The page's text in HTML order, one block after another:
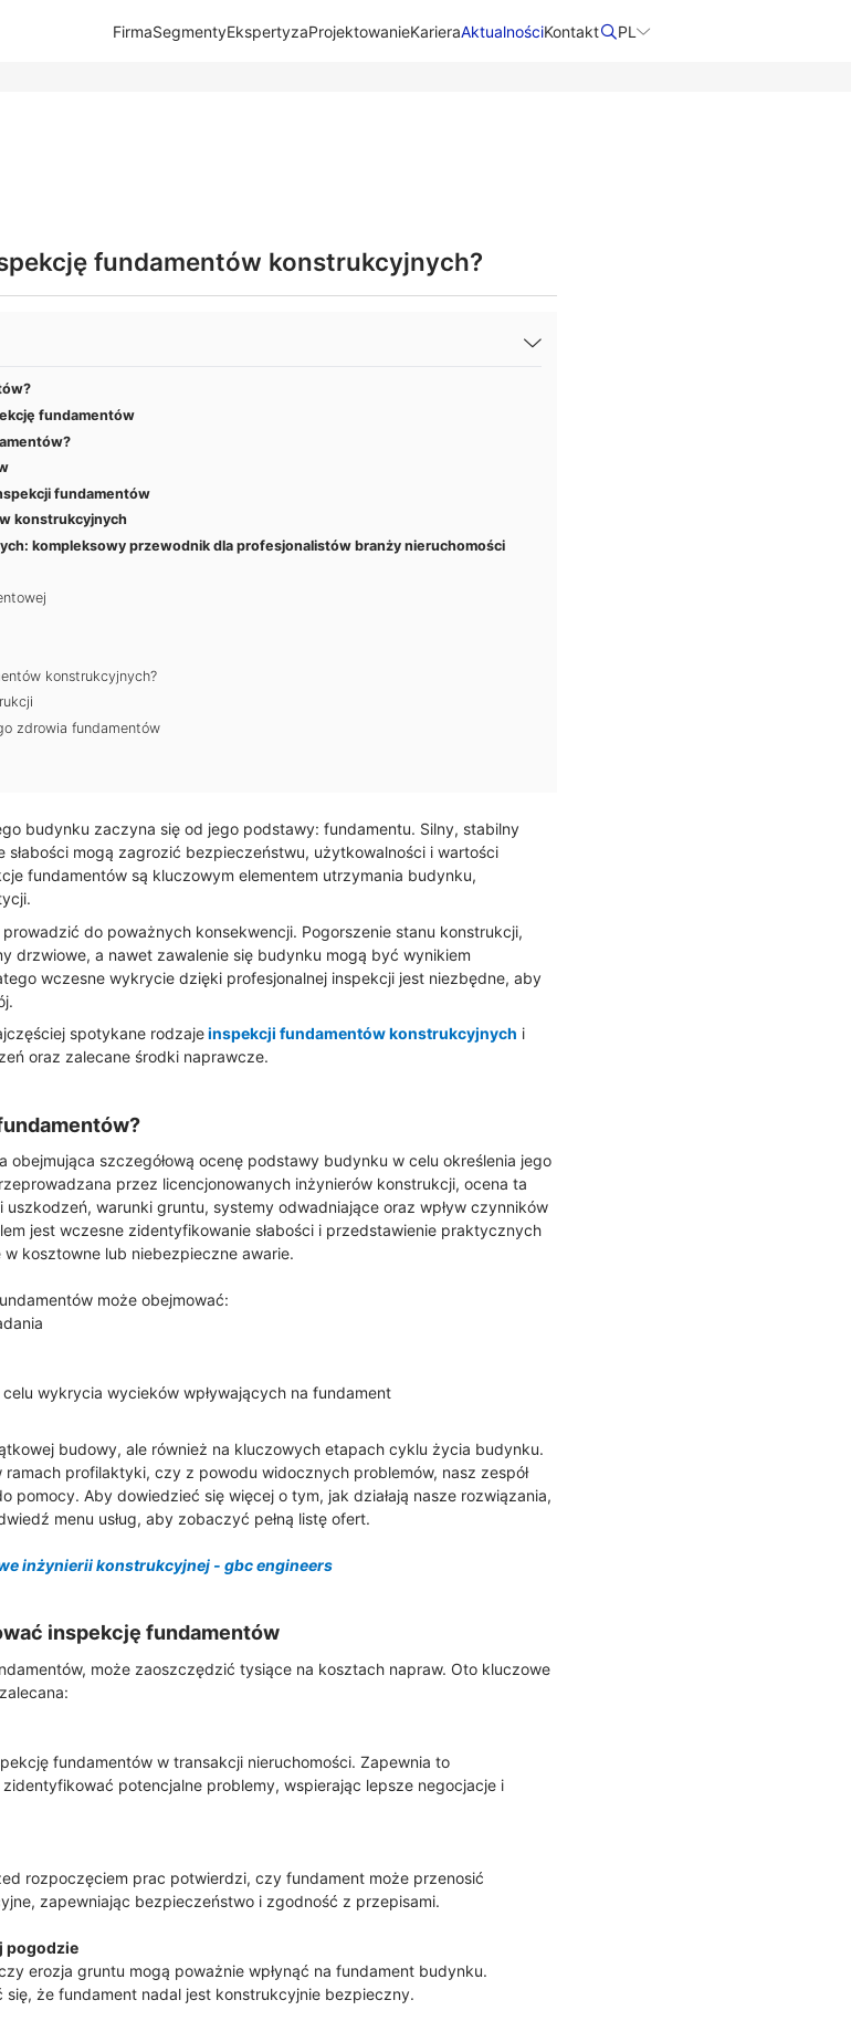
FirmaSegmentyEkspertyzaProjektowanieKarieraAktualnościKontakt​ PL
fundamentów konstrukcyjnych?
fundamentów
fundamentów
konstrukcyjnych
kompleksowy przewodnik dla profesjonalistów branży nieruchomości
konstrukcyjnych?
zdrowia fundamentów
budynku zaczyna się od jego podstawy: fundamentu. Silny, stabilny
słabości mogą zagrozić bezpieczeństwu, użytkowalności i wartości
fundamentów są kluczowym elementem utrzymania budynku,
do poważnych konsekwencji. Pogorszenie stanu konstrukcji,
drzwiowe, a nawet zawalenie się budynku mogą być wynikiem
wczesne wykrycie dzięki profesjonalnej inspekcji jest niezbędne, aby
spotykane rodzajeinspekcji fundamentów konstrukcyjnych i
oraz zalecane środki naprawcze.
obejmująca szczegółową ocenę podstawy budynku w celu określenia jego
przez licencjonowanych inżynierów konstrukcji, ocena ta
warunki gruntu, systemy odwadniające oraz wpływ czynników
jest wczesne zidentyfikowanie słabości i przedstawienie praktycznych
kosztowne lub niebezpieczne awarie.
może obejmować:
wykrycia wycieków wpływających na fundament
budowy, ale również na kluczowych etapach cyklu życia budynku.
profilaktyki, czy z powodu widocznych problemów, nasz zespół
Aby dowiedzieć się więcej o tym, jak działają nasze rozwiązania,
menu usług, aby zobaczyć pełną listę ofert.
inżynierii konstrukcyjnej - gbc engineers
inspekcję fundamentów
może zaoszczędzić tysiące na kosztach napraw. Oto kluczowe
fundamentów w transakcji nieruchomości. Zapewnia to
potencjalne problemy, wspierając lepsze negocjacje i
rozpoczęciem prac potwierdzi, czy fundament może przenosić
zapewniając bezpieczeństwo i zgodność z przepisami.
pogodzie
erozja gruntu mogą poważnie wpłynąć na fundament budynku.
że fundament nadal jest konstrukcyjnie bezpieczny.